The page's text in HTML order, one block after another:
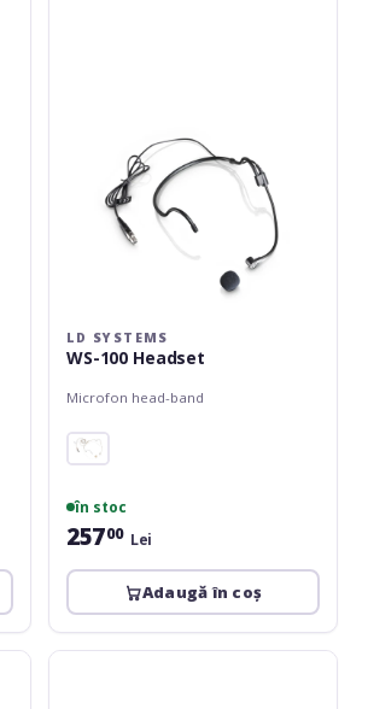
LD SYSTEMS
WS-100 Headset
Microfon head-band
în stoc
25700 Lei
Adaugă în coș
Omnitronic